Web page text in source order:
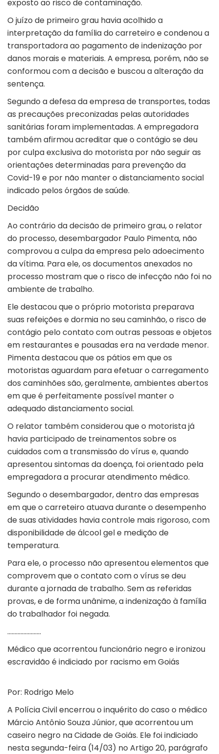
exposto ao risco de contaminação.
O juízo de primeiro grau havia acolhido a
interpretação da família do carreteiro e condenou a
transportadora ao pagamento de indenização por
danos morais e materiais. A empresa, porém, não se
conformou com a decisão e buscou a alteração da
sentença.
Segundo a defesa da empresa de transportes, todas
as precauções preconizadas pelas autoridades
sanitárias foram implementadas. A empregadora
também afirmou acreditar que o contágio se deu
por culpa exclusiva do motorista por não seguir as
orientações determinadas para prevenção da
Covid-19 e por não manter o distanciamento social
indicado pelos órgãos de saúde.
Decidão
Ao contrário da decisão de primeiro grau, o relator
do processo, desembargador Paulo Pimenta, não
comprovou a culpa da empresa pelo adoecimento
da vítima. Para ele, os documentos anexados no
processo mostram que o risco de infecção não foi no
ambiente de trabalho.
Ele destacou que o próprio motorista preparava
suas refeições e dormia no seu caminhão, o risco de
contágio pelo contato com outras pessoas e objetos
em restaurantes e pousadas era na verdade menor.
Pimenta destacou que os pátios em que os
motoristas aguardam para efetuar o carregamento
dos caminhões são, geralmente, ambientes abertos
em que é perfeitamente possível manter o
adequado distanciamento social.
O relator também considerou que o motorista já
havia participado de treinamentos sobre os
cuidados com a transmissão do vírus e, quando
apresentou sintomas da doença, foi orientado pela
empregadora a procurar atendimento médico.
Segundo o desembargador, dentro das empresas
em que o carreteiro atuava durante o desempenho
de suas atividades havia controle mais rigoroso, com
disponibilidade de álcool gel e medição de
temperatura.
Para ele, o processo não apresentou elementos que
comprovem que o contato com o vírus se deu
durante a jornada de trabalho. Sem as referidas
provas, e de forma unânime, a indenização à família
do trabalhador foi negada.
…………………..
Médico que acorrentou funcionário negro e ironizou
escravidão é indiciado por racismo em Goiás
Por: Rodrigo Melo
A Polícia Civil encerrou o inquérito do caso o médico
Márcio Antônio Souza Júnior, que acorrentou um
caseiro negro na Cidade de Goiás. Ele foi indiciado
nesta segunda-feira (14/03) no Artigo 20, parágrafo